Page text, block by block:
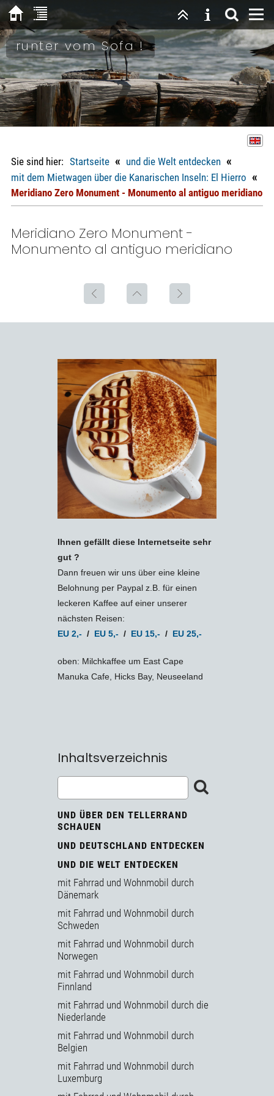
runter vom Sofa !
Sie sind hier: Startseite « und die Welt entdecken «
mit dem Mietwagen über die Kanarischen Inseln: El Hierro «
Meridiano Zero Monument - Monumento al antiguo meridiano
Meridiano Zero Monument -
Monumento al antiguo meridiano
Ihnen gefällt diese Internetseite sehr
gut ?
Dann freuen wir uns über eine kleine
Belohnung per Paypal z.B. für einen
leckeren Kaffee auf einer unserer
nächsten Reisen:
EU 2,- / EU 5,- / EU 15,- / EU 25,-
oben: Milchkaffee um East Cape
Manuka Cafe, Hicks Bay, Neuseeland
Inhaltsverzeichnis
UND ÜBER DEN TELLERRAND
SCHAUEN
UND DEUTSCHLAND ENTDECKEN
UND DIE WELT ENTDECKEN
mit Fahrrad und Wohnmobil durch
Dänemark
mit Fahrrad und Wohnmobil durch
Schweden
mit Fahrrad und Wohnmobil durch
Norwegen
mit Fahrrad und Wohnmobil durch
Finnland
mit Fahrrad und Wohnmobil durch die
Niederlande
mit Fahrrad und Wohnmobil durch
Belgien
mit Fahrrad und Wohnmobil durch
Luxemburg